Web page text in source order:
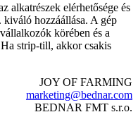
alkatrészek elérhetősége és
hozzáállása. A gép
körében és a
strip-till, akkor csakis
JOY OF FARMING
marketing@bednar.com
BEDNAR FMT s.r.o.